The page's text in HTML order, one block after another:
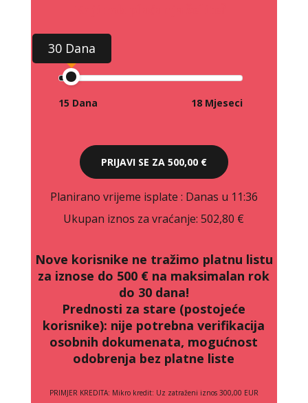
30 Dana
15 Dana 18 Mjeseci
PRIJAVI SE ZA 500,00 €
Planirano vrijeme isplate : Danas u 11:36
Ukupan iznos za vraćanje:502,80 €
Nove korisnike ne tražimo platnu listu
za iznose do 500 € na maksimalan rok
do 30 dana!
Prednosti za stare (postojeće
korisnike): nije potrebna verifikacija
osobnih dokumenata, mogućnost
odobrenja bez platne liste
PRIMJER KREDITA: Mikro kredit: Uz zatraženi iznos 300,00 EUR